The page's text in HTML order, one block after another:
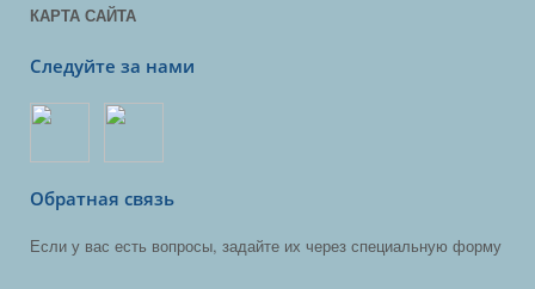
КАРТА САЙТА
Следуйте за нами
Обратная связь
Если у вас есть вопросы, задайте их через специальную форму